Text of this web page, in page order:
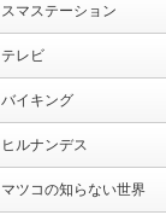
スマステーション
テレビ
バイキング
ヒルナンデス
マツコの知らない世界